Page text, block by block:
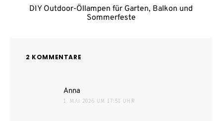
DIY Outdoor-Öllampen für Garten, Balkon und
Sommerfeste
2 KOMMENTARE
Anna
1. MAI 2026 UM 17:51 UHR